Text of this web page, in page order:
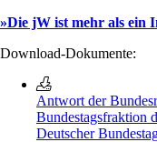
»Die jW ist mehr als ein
Download-Dokumente:
Antwort der
Bundestagsfraktion
Deutscher